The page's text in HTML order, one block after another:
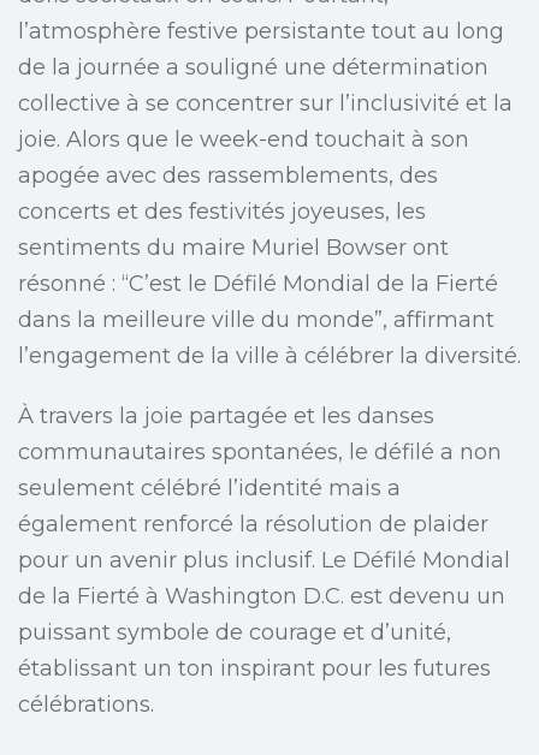
l’atmosphère festive persistante tout au long
de la journée a souligné une détermination
collective à se concentrer sur l’inclusivité et la
joie. Alors que le week-end touchait à son
apogée avec des rassemblements, des
concerts et des festivités joyeuses, les
sentiments du maire Muriel Bowser ont
résonné : “C’est le Défilé Mondial de la Fierté
dans la meilleure ville du monde”, affirmant
l’engagement de la ville à célébrer la diversité.
À travers la joie partagée et les danses
communautaires spontanées, le défilé a non
seulement célébré l’identité mais a
également renforcé la résolution de plaider
pour un avenir plus inclusif. Le Défilé Mondial
de la Fierté à Washington D.C. est devenu un
puissant symbole de courage et d’unité,
établissant un ton inspirant pour les futures
célébrations.